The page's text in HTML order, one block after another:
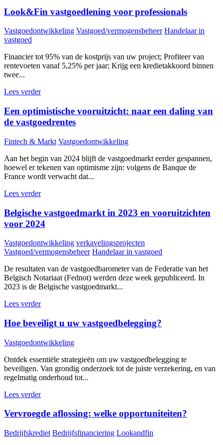
Look&Fin vastgoedlening voor professionals
Vastgoedontwikkeling Vastgoed/vermogensbeheer Handelaar in
vastgoed
Financier tot 95% van de kostprijs van uw project; Profiteer van
rentevoeten vanaf 5,25% per jaar; Krijg een kredietakkoord binnen
twee...
Lees verder
Een optimistische vooruitzicht: naar een daling van
de vastgoedrentes
Fintech & Markt Vastgoedontwikkeling
Aan het begin van 2024 blijft de vastgoedmarkt eerder gespannen,
hoewel er tekenen van optimisme zijn: volgens de Banque de
France wordt verwacht dat...
Lees verder
Belgische vastgoedmarkt in 2023 en vooruitzichten
voor 2024
Vastgoedontwikkeling verkavelingsprojecten
Vastgoed/vermogensbeheer Handelaar in vastgoed
De resultaten van de vastgoedbarometer van de Federatie van het
Belgisch Notariaat (Fednot) werden deze week gepubliceerd. In
2023 is de Belgische vastgoedmarkt...
Lees verder
Hoe beveiligt u uw vastgoedbelegging?
Vastgoedontwikkeling
Ontdek essentiële strategieën om uw vastgoedbelegging te
beveiligen. Van grondig onderzoek tot de juiste verzekering, en van
regelmatig onderhoud tot...
Lees verder
Vervroegde aflossing: welke opportuniteiten?
Bedrijfskrediet Bedrijfsfinanciering Lookandfin